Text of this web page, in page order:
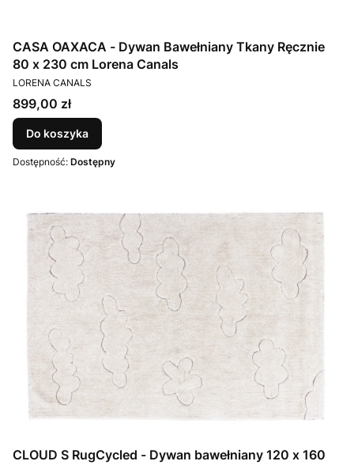
CASA OAXACA - Dywan Bawełniany Tkany Ręcznie
80 x 230 cm Lorena Canals
PRODUCENT
LORENA CANALS
Cena
899,00 zł
Do koszyka
Dostępność: Dostępny
CLOUD S RugCycled - Dywan bawełniany 120 x 160